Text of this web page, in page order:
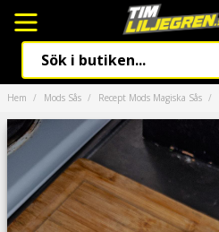
Hem Mods Sås Recept Mods Magiska Sås